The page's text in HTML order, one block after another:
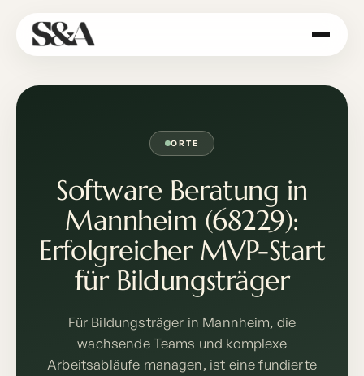
ORTE
Software Beratung in
Mannheim (68229):
Erfolgreicher MVP-Start
für Bildungsträger
Für Bildungsträger in Mannheim, die
wachsende Teams und komplexe
Arbeitsabläufe managen, ist eine fundierte